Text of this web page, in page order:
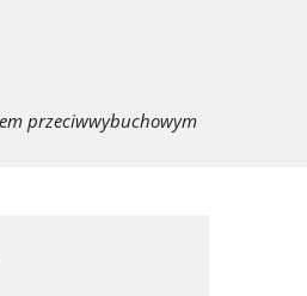
przeciwwybuchowym